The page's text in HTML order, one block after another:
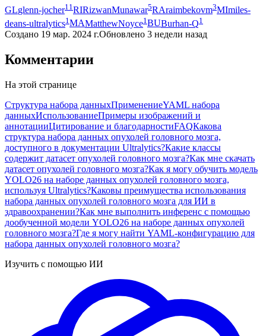
GLglenn-jocher11RIRizwanMunawar5RAraimbekovm3MImiles-
deans-ultralytics1 MAMatthewNoyce1 BUBurhan-Q1
Создано 19 мар. 2024 г.Обновлено 3 недели назад
Комментарии
На этой странице
Структура набора данныхПрименениеYAML набора
данныхИспользованиеПримеры изображений и
аннотацииЦитирование и благодарностиFAQКакова
структура набора данных опухолей головного мозга,
доступного в документации Ultralytics?Какие классы
содержит датасет опухолей головного мозга?Как мне скачать
датасет опухолей головного мозга?Как я могу обучить модель
YOLO26 на наборе данных опухолей головного мозга,
используя Ultralytics?Каковы преимущества использования
набора данных опухолей головного мозга для ИИ в
здравоохранении?Как мне выполнить инференс с помощью
дообученной модели YOLO26 на наборе данных опухолей
головного мозга?Где я могу найти YAML-конфигурацию для
набора данных опухолей головного мозга?
Изучить с помощью ИИ